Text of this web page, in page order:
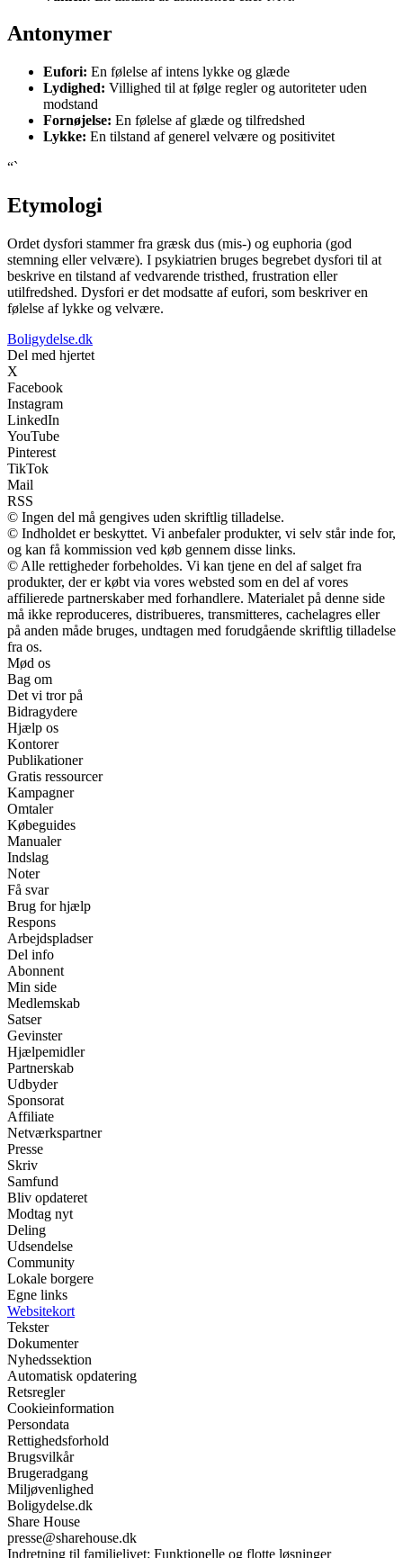
Antonymer
Eufori: En følelse af intens lykke og glæde
Lydighed: Villighed til at følge regler og autoriteter uden
modstand
Fornøjelse: En følelse af glæde og tilfredshed
Lykke: En tilstand af generel velvære og positivitet
“`
Etymologi
Ordet dysfori stammer fra græsk dus (mis-) og euphoria (god
stemning eller velvære). I psykiatrien bruges begrebet dysfori til at
beskrive en tilstand af vedvarende tristhed, frustration eller
utilfredshed. Dysfori er det modsatte af eufori, som beskriver en
følelse af lykke og velvære.
Boligydelse.dk
Del med hjertet
X
Facebook
Instagram
LinkedIn
YouTube
Pinterest
TikTok
Mail
RSS
© Ingen del må gengives uden skriftlig tilladelse.
© Indholdet er beskyttet. Vi anbefaler produkter, vi selv står inde for,
og kan få kommission ved køb gennem disse links.
© Alle rettigheder forbeholdes. Vi kan tjene en del af salget fra
produkter, der er købt via vores websted som en del af vores
affilierede partnerskaber med forhandlere. Materialet på denne side
må ikke reproduceres, distribueres, transmitteres, cachelagres eller
på anden måde bruges, undtagen med forudgående skriftlig tilladelse
fra os.
Mød os
Bag om
Det vi tror på
Bidragydere
Hjælp os
Kontorer
Publikationer
Gratis ressourcer
Kampagner
Omtaler
Købeguides
Manualer
Indslag
Noter
Få svar
Brug for hjælp
Respons
Arbejdspladser
Del info
Abonnent
Min side
Medlemskab
Satser
Gevinster
Hjælpemidler
Partnerskab
Udbyder
Sponsorat
Affiliate
Netværkspartner
Presse
Skriv
Samfund
Bliv opdateret
Modtag nyt
Deling
Udsendelse
Community
Lokale borgere
Egne links
Websitekort
Tekster
Dokumenter
Nyhedssektion
Automatisk opdatering
Retsregler
Cookieinformation
Persondata
Rettighedsforhold
Brugsvilkår
Brugeradgang
Miljøvenlighed
Boligydelse.dk
Share House
presse@sharehouse.dk
Indretning til familielivet: Funktionelle og flotte løsninger